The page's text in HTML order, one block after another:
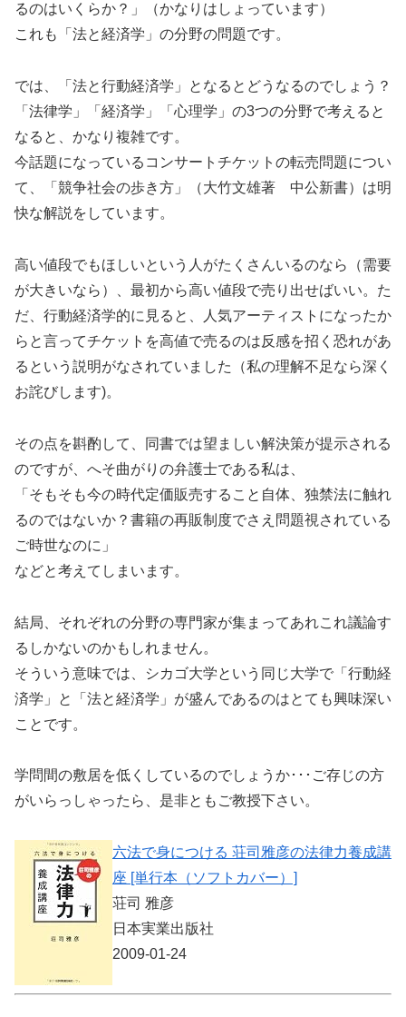
るのはいくらか？」（かなりはしょっています）
これも「法と経済学」の分野の問題です。
では、「法と行動経済学」となるとどうなるのでしょう？
「法律学」「経済学」「心理学」の3つの分野で考えると
なると、かなり複雑です。
今話題になっているコンサートチケットの転売問題につい
て、「競争社会の歩き方」（大竹文雄著 中公新書）は明
快な解説をしています。
高い値段でもほしいという人がたくさんいるのなら（需要
が大きいなら）、最初から高い値段で売り出せばいい。た
だ、行動経済学的に見ると、人気アーティストになったか
らと言ってチケットを高値で売るのは反感を招く恐れがあ
るという説明がなされていました（私の理解不足なら深く
お詫びします)。
その点を斟酌して、同書では望ましい解決策が提示される
のですが、へそ曲がりの弁護士である私は、
「そもそも今の時代定価販売すること自体、独禁法に触れ
るのではないか？書籍の再販制度でさえ問題視されている
ご時世なのに」
などと考えてしまいます。
結局、それぞれの分野の専門家が集まってあれこれ議論す
るしかないのかもしれません。
そういう意味では、シカゴ大学という同じ大学で「行動経
済学」と「法と経済学」が盛んであるのはとても興味深い
ことです。
学問間の敷居を低くしているのでしょうか･･･ご存じの方
がいらっしゃったら、是非ともご教授下さい。
六法で身につける 荘司雅彦の法律力養成講
座 [単行本（ソフトカバー）]
荘司 雅彦
日本実業出版社
2009-01-24